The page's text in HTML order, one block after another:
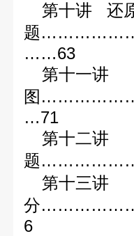
第十讲
还
题
……63
第十一讲
图
…71
第十二讲
题
第十三讲
分
6